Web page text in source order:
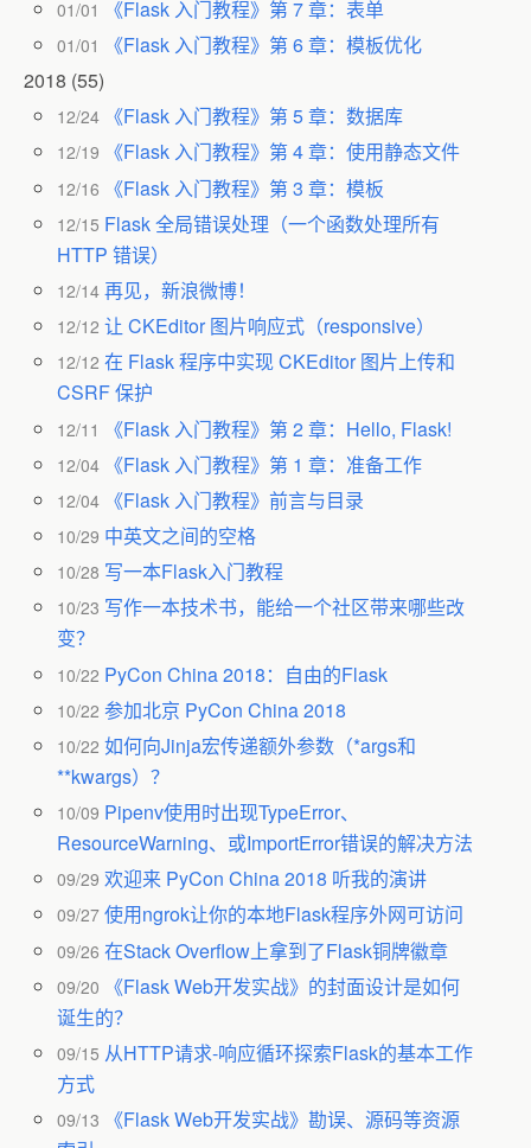
01/01 《Flask 入门教程》第 7 章：表单
01/01
《Flask 入门教程》第 6 章：模板优化
2018 (55)
12/24 《Flask 入门教程》第 5 章：数据库
12/19 《Flask 入门教程》第 4 章：使用静态文件
12/16 《Flask 入门教程》第 3 章：模板
12/15 Flask 全局错误处理（一个函数处理所有
HTTP 错误）
12/14再见，新浪微博！
12/12让 CKEditor 图片响应式（responsive）
12/12在 Flask 程序中实现 CKEditor 图片上传和
CSRF 保护
12/11 《Flask 入门教程》第 2 章：Hello, Flask!
12/04 《Flask 入门教程》第 1 章：准备工作
12/04 《Flask 入门教程》前言与目录
10/29 中英文之间的空格
10/28 写一本Flask入门教程
10/23 写作一本技术书，能给一个社区带来哪些改
变？
10/22 PyCon China 2018：自由的Flask
10/22参加北京 PyCon China 2018
10/22如何向Jinja宏传递额外参数（*args和
**kwargs）？
10/09 Pipenv使用时出现TypeError、
ResourceWarning、或ImportError错误的解决方法
09/29欢迎来 PyCon China 2018 听我的演讲
09/27使用ngrok让你的本地Flask程序外网可访问
09/26在Stack Overflow上拿到了Flask铜牌徽章
09/20
《Flask Web开发实战》的封面设计是如何
诞生的？
09/15 从HTTP请求-响应循环探索Flask的基本工作
方式
09/13
《Flask Web开发实战》勘误、源码等资源